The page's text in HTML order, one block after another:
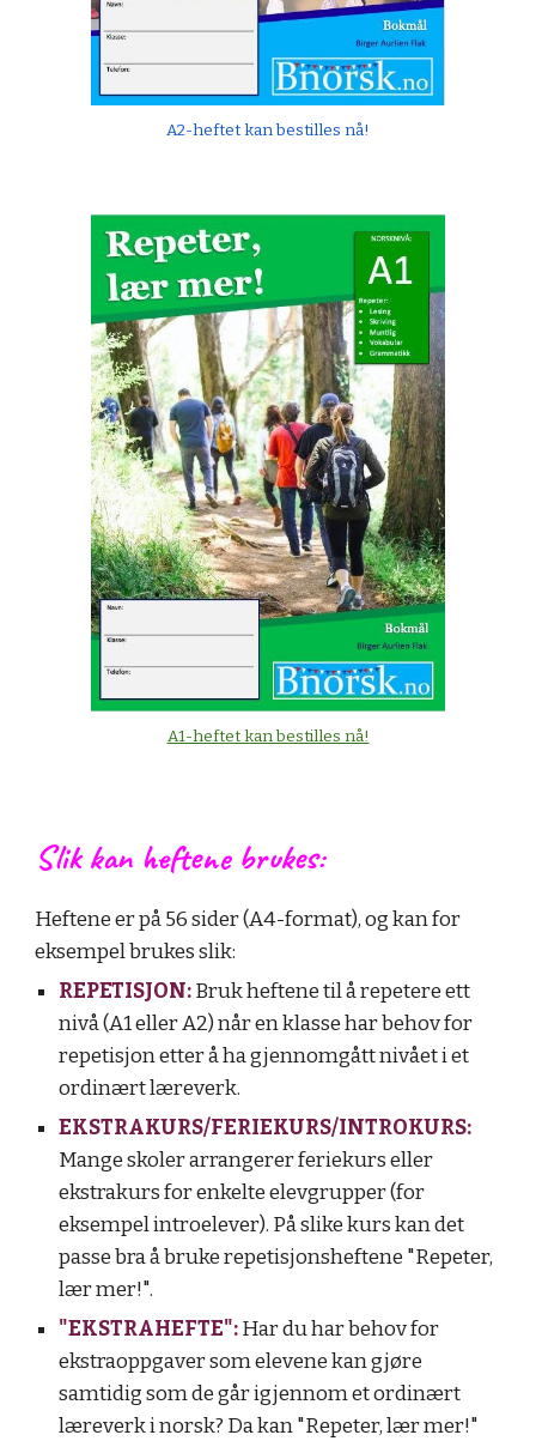
A2-heftet kan bestilles nå!
A1-heftet kan bestilles nå!
Slik kan heftene brukes:
Heftene er på 56 sider (A4-format), og kan for
eksempel brukes slik:
REPETISJON:Bruk heftene til å repetere ett
nivå (A1 eller A2) når en klasse har behov for
repetisjon etter å ha gjennomgått nivået i et
ordinært læreverk.
EKSTRAKURS/FERIEKURS/INTROKURS:
Mange skoler arrangerer feriekurs eller
ekstrakurs for enkelte elevgrupper (for
eksempel introelever). På slike kurs kan det
passe bra å bruke repetisjonsheftene "Repeter,
lær mer!".
"EKSTRAHEFTE":Hardu har behov for
ekstraoppgaver som elevene kan gjøre
samtidig som de går igjennom et ordinært
læreverk i norsk? Da kan "Repeter, lær mer!"